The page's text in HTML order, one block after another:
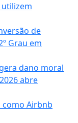
de
Grau em
dano moral
abre
Airbnb